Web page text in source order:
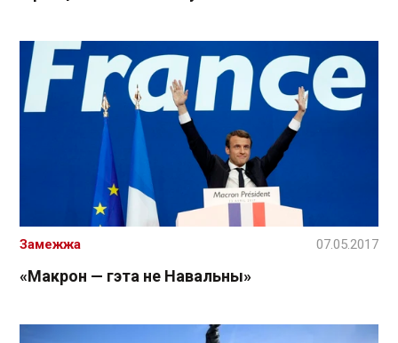
«Макрон — гэта не Навальны»
Замежжа 07.05.2017